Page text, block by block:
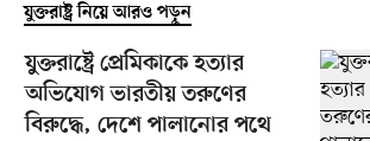
যুক্তরাষ্ট্র নিয়ে আরও পড়ুন
যুক্তরাষ্ট্রে প্রেমিকাকে হত্যার
অভিযোগ ভারতীয় তরুণের
বিরুদ্ধে, দেশে পালানোর পথে